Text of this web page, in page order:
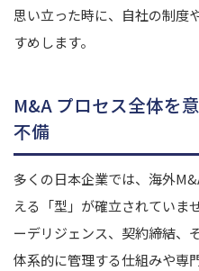
思い立った時に、自社の制度
すめします。
M&A プロセス全体を
不備
多くの日本企業では、海外
える「型」が確立されていま
ーデリジェンス、契約締結、
体系的に管理する仕組みや専